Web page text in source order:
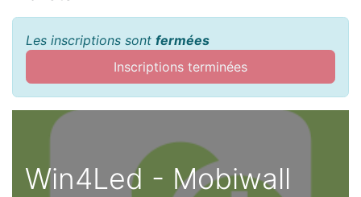
Les inscriptions sont fermées
Inscriptions terminées
Win4Led - Mobiwall